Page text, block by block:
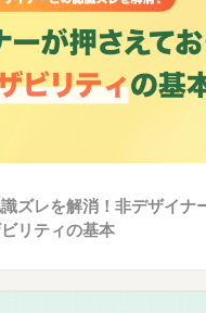
ズレを解消！非デザイナ
リティの基本